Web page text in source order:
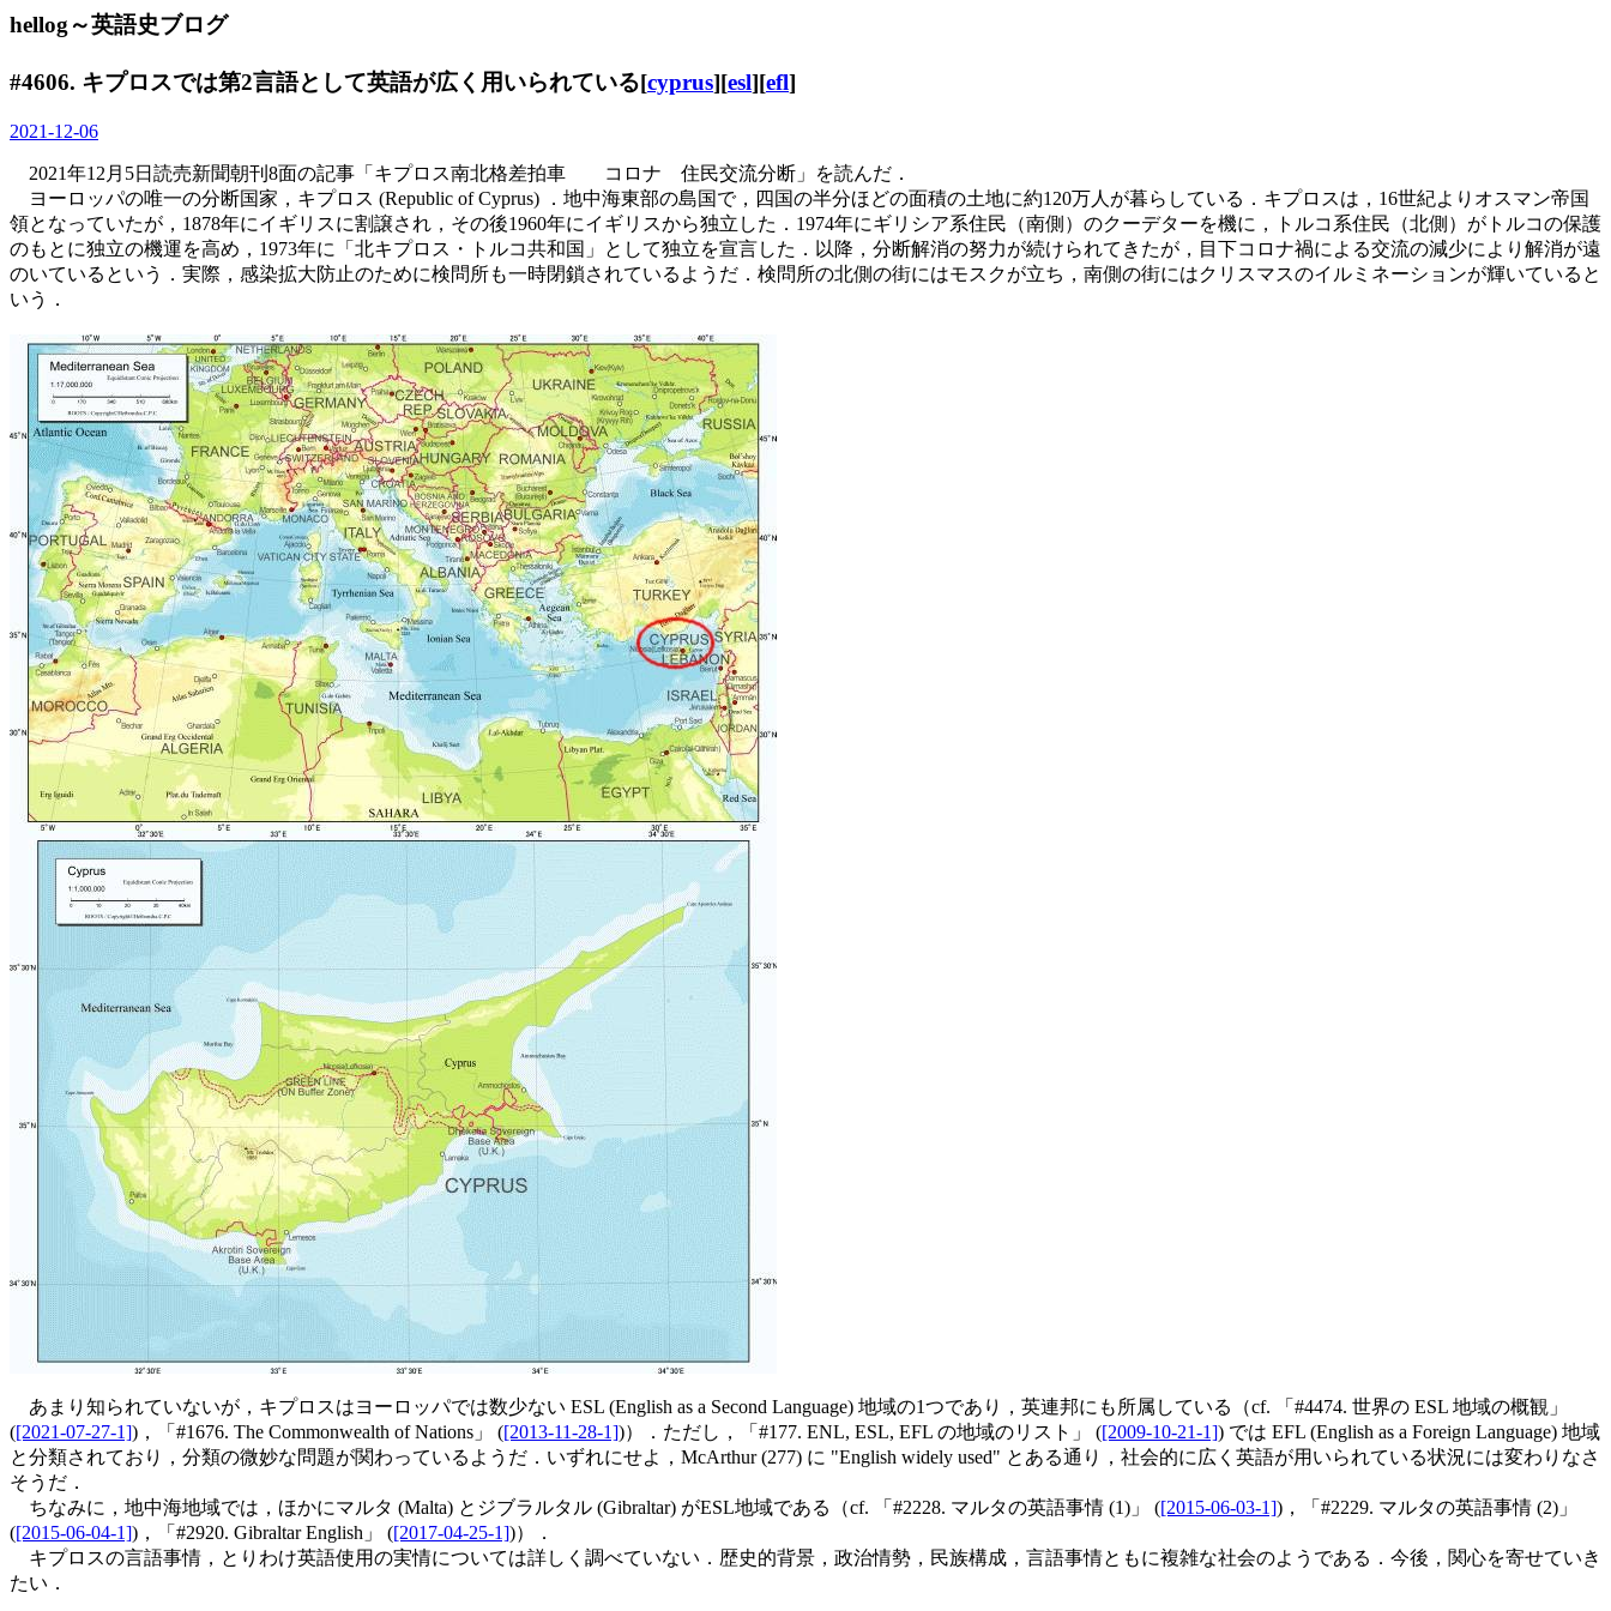
hellog～英語史ブログ
#4606. キプロスでは第2言語として英語が広く用いられている[cyprus][esl][efl]
2021-12-06
2021年12月5日読売新聞朝刊8面の記事「キプロス南北格差拍車 コロナ 住民交流分断」を読んだ．
ヨーロッパの唯一の分断国家，キプロス (Republic of Cyprus) ．地中海東部の島国で，四国の半分ほどの面積の土地に約120万人が暮らしている．キプロスは，16世紀よりオスマン帝国
領となっていたが，1878年にイギリスに割譲され，その後1960年にイギリスから独立した．1974年にギリシア系住民（南側）のクーデターを機に，トルコ系住民（北側）がトルコの保護
のもとに独立の機運を高め，1973年に「北キプロス・トルコ共和国」として独立を宣言した．以降，分断解消の努力が続けられてきたが，目下コロナ禍による交流の減少により解消が遠
のいているという．実際，感染拡大防止のために検問所も一時閉鎖されているようだ．検問所の北側の街にはモスクが立ち，南側の街にはクリスマスのイルミネーションが輝いていると
いう．
あまり知られていないが，キプロスはヨーロッパでは数少ない ESL (English as a Second Language) 地域の1つであり，英連邦にも所属している（cf. 「#4474. 世界の ESL 地域の概観」
([2021-07-27-1])，「#1676. The Commonwealth of Nations」 ([2013-11-28-1])）．ただし，「#177. ENL, ESL, EFL の地域のリスト」 ([2009-10-21-1]) では EFL (English as a Foreign Language) 地域
と分類されており，分類の微妙な問題が関わっているようだ．いずれにせよ，McArthur (277) に "English widely used" とある通り，社会的に広く英語が用いられている状況には変わりなさ
そうだ．
ちなみに，地中海地域では，ほかにマルタ (Malta) とジブラルタル (Gibraltar) がESL地域である（cf. 「#2228. マルタの英語事情 (1)」 ([2015-06-03-1])，「#2229. マルタの英語事情 (2)」
([2015-06-04-1])，「#2920. Gibraltar English」 ([2017-04-25-1])）．
キプロスの言語事情，とりわけ英語使用の実情については詳しく調べていない．歴史的背景，政治情勢，民族構成，言語事情ともに複雑な社会のようである．今後，関心を寄せていき
たい．